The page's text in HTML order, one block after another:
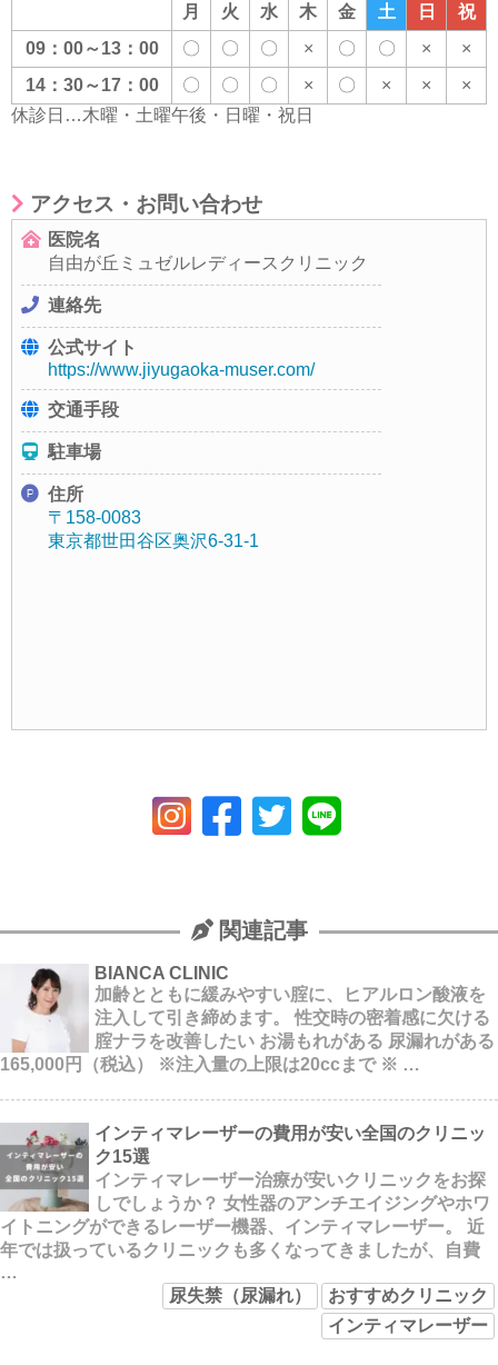
月 火 水 木 金 土 日
祝
09：00～13：00
〇 〇 〇 × 〇 〇 ×
×
14：30～17：00
〇 〇 〇 × 〇 × ×
×
休診日…木曜・土曜午後・日曜・祝日
アクセス・お問い合わせ
医院名
自由が丘ミュゼルレディースクリニック
連絡先
公式サイト
https://www.jiyugaoka-muser.com/
交通手段
駐車場
住所
〒158-0083
東京都世田谷区奥沢6-31-1
関連記事
BIANCA CLINIC
加齢とともに緩みやすい腟に、ヒアルロン酸液を
注入して引き締めます。 性交時の密着感に欠ける
腟ナラを改善したい お湯もれがある 尿漏れがある
165,000円（税込） ※注入量の上限は20ccまで ※ …
インティマレーザーの費用が安い全国のクリニッ
ク15選
インティマレーザー治療が安いクリニックをお探
しでしょうか？ 女性器のアンチエイジングやホワ
イトニングができるレーザー機器、インティマレーザー。 近
年では扱っているクリニックも多くなってきましたが、自費
…
尿失禁（尿漏れ）
おすすめクリニック
インティマレーザー